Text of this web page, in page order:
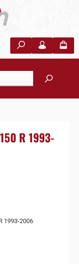
R 1993-